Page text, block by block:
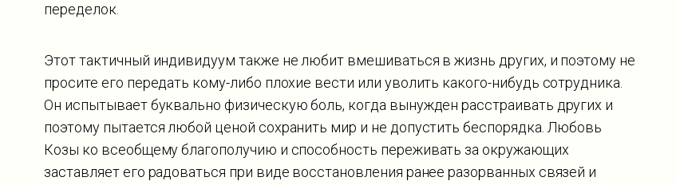
переделок.
Этот тактичный индивидуум также не любит вмешиваться в жизнь других, и поэтому не
просите его передать кому-либо плохие вести или уволить какого-нибудь сотрудника.
Он испытывает буквально физическую боль, когда вынужден расстраивать других и
поэтому пытается любой ценой сохранить мир и не допустить беспорядка. Любовь
Козы ко всеобщему благополучию и способность переживать за окружающих
заставляет его радоваться при виде восстановления ранее разорванных связей и